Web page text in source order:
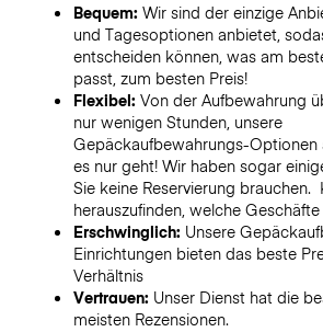
Bequem: Wir sind der einzige
und Tagesoptionen anbietet,
entscheiden können, was am
passt, zum besten Preis!
Flexibel: Von der Aufbewahrung
nur wenigen Stunden, unsere
Gepäckaufbewahrungs-Optionen
es nur geht! Wir haben sogar
Sie keine Reservierung brauchen.
herauszufinden, welche
Erschwinglich: Unsere
Einrichtungen bieten das beste
Verhältnis
Vertrauen: Unser Dienst hat die
meisten Rezensionen.